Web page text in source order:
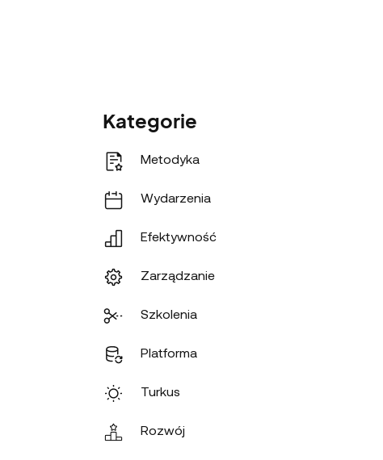
Kategorie
Metodyka
Wydarzenia
Efektywność
Zarządzanie
Szkolenia
Platforma
Turkus
Rozwój